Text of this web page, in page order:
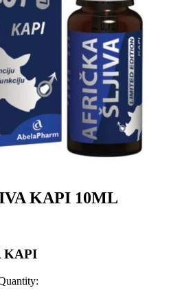
KAPI 10ML
KAPI